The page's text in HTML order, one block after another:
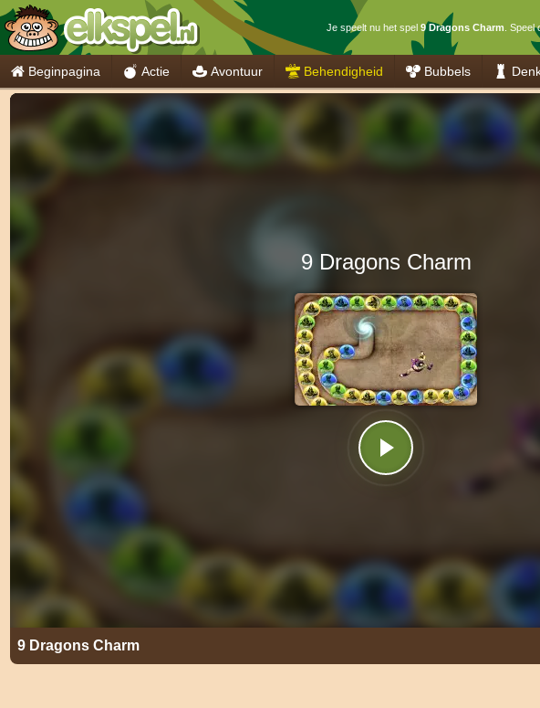
Je speelt nu het spel 9 Dragons Charm .
Beginpagina Actie Avontuur Behendigheid Bubbels
9 Dragons Charm
9 Dragons Charm